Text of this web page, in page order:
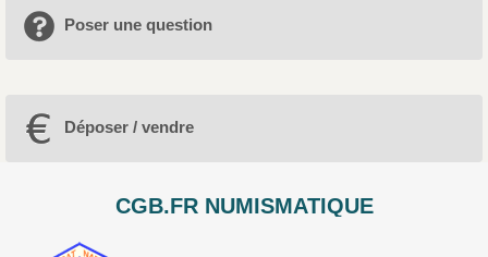
Poser une question
Déposer / vendre
CGB.FR NUMISMATIQUE